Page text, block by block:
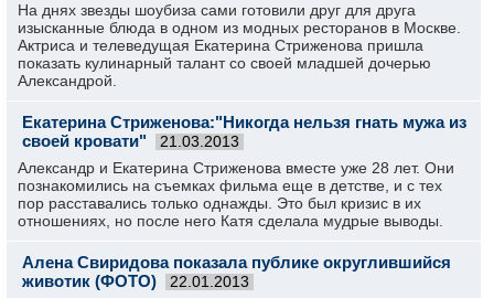
На днях звезды шоубиза сами готовили друг для друга
изысканные блюда в одном из модных ресторанов в Москве.
Актриса и телеведущая Екатерина Стриженова пришла
показать кулинарный талант со своей младшей дочерью
Александрой.
Екатерина Стриженова:"Никогда нельзя гнать мужа из
своей кровати"
21.03.2013
Александр и Екатерина Стриженова вместе уже 28 лет. Они
познакомились на съемках фильма еще в детстве, и с тех
пор расставались только однажды. Это был кризис в их
отношениях, но после него Катя сделала мудрые выводы.
Алена Свиридова показала публике округлившийся
животик (ФОТО)
22.01.2013